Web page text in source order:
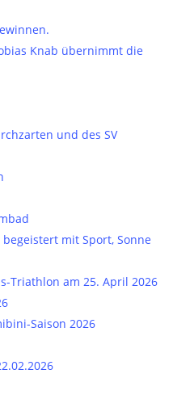
Knab übernimmt die
und des SV
mit Sport, Sonne
Triathlon am 25. April 2026
Saison 2026